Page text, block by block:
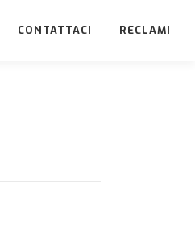
CONTATTACI RECLAMI